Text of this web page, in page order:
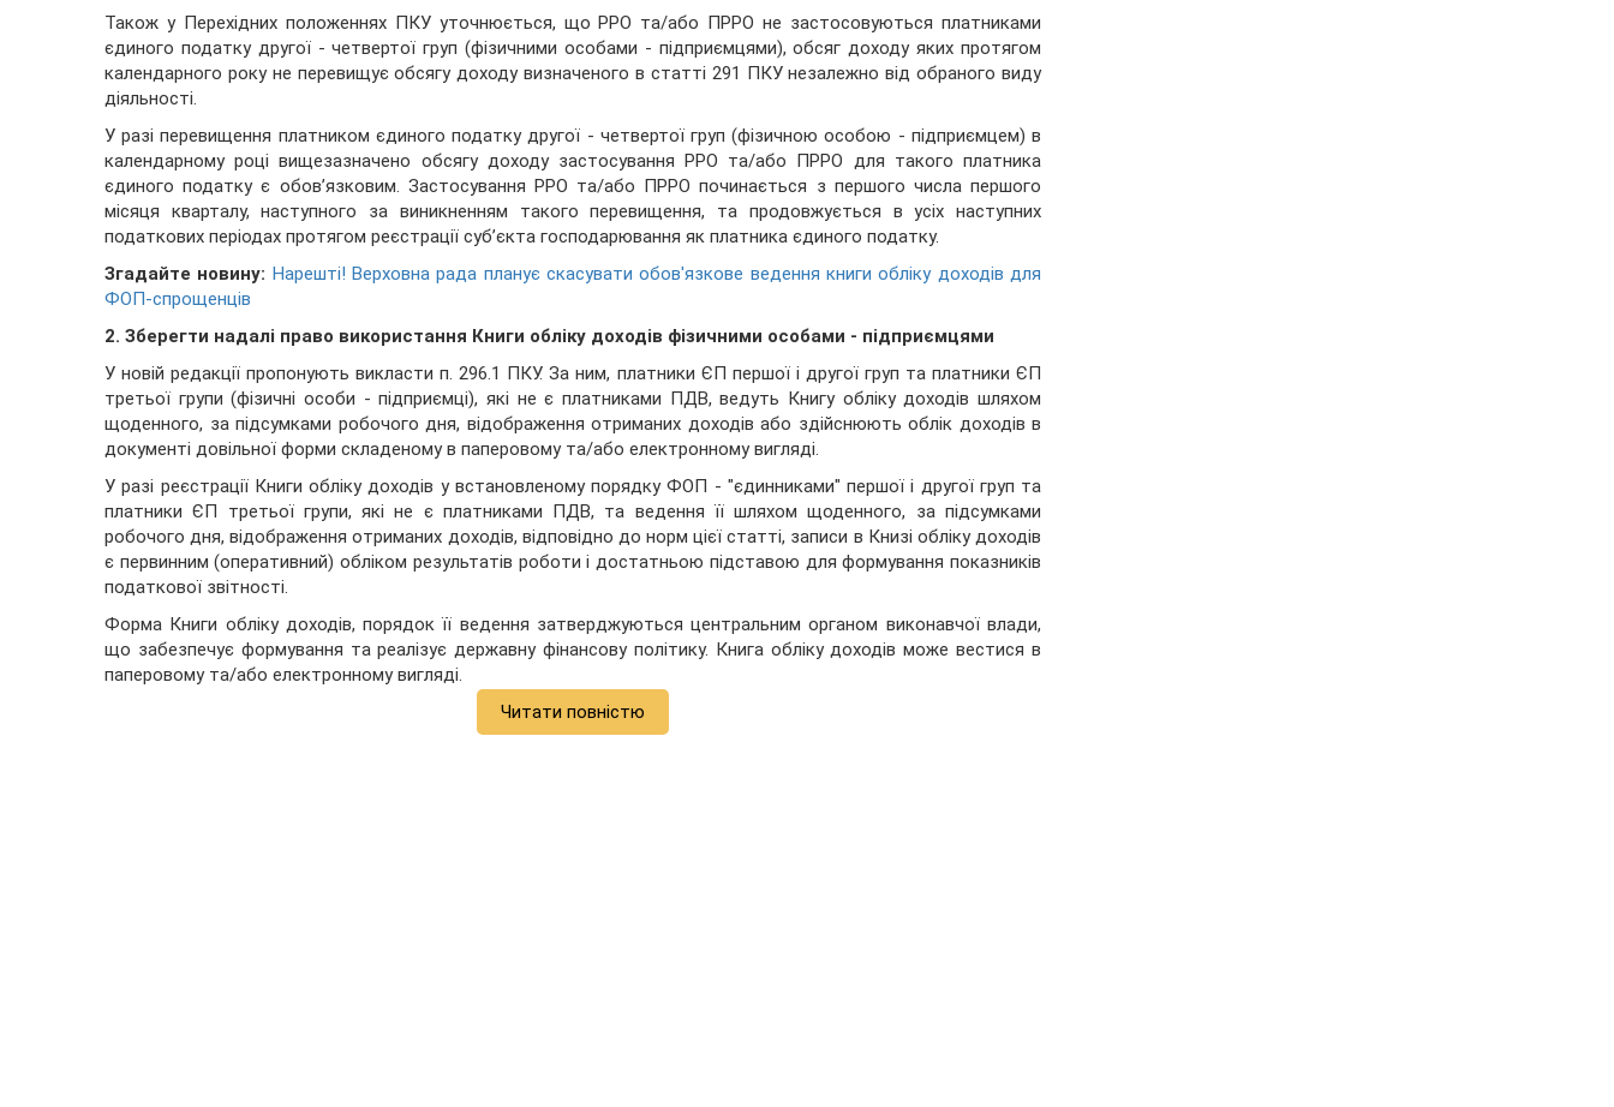
Також у Перехідних положеннях ПКУ уточнюється, що РРО та/або ПРРО не застосовуються платниками
єдиного податку другої - четвертої груп (фізичними особами - підприємцями), обсяг доходу яких протягом
календарного року не перевищує обсягу доходу визначеного в статті 291 ПКУ незалежно від обраного виду
діяльності.
У разі перевищення платником єдиного податку другої - четвертої груп (фізичною особою - підприємцем) в
календарному році вищезазначено обсягу доходу застосування РРО та/або ПРРО для такого платника
єдиного податку є обов’язковим. Застосування РРО та/або ПРРО починається з першого числа першого
місяця кварталу, наступного за виникненням такого перевищення, та продовжується в усіх наступних
податкових періодах протягом реєстрації суб’єкта господарювання як платника єдиного податку.
Згадайте новину: Нарешті! Верховна рада планує скасувати обов'язкове ведення книги обліку доходів для
ФОП-спрощенців
2. Зберегти надалі право використання Книги обліку доходів фізичними особами - підприємцями
У новій редакції пропонують викласти п. 296.1 ПКУ. За ним, платники ЄП першої і другої груп та платники ЄП
третьої групи (фізичні особи - підприємці), які не є платниками ПДВ, ведуть Книгу обліку доходів шляхом
щоденного, за підсумками робочого дня, відображення отриманих доходів або здійснюють облік доходів в
документі довільної форми складеному в паперовому та/або електронному вигляді.
У разі реєстрації Книги обліку доходів у встановленому порядку ФОП - "єдинниками" першої і другої груп та
платники ЄП третьої групи, які не є платниками ПДВ, та ведення її шляхом щоденного, за підсумками
робочого дня, відображення отриманих доходів, відповідно до норм цієї статті, записи в Книзі обліку доходів
є первинним (оперативний) обліком результатів роботи і достатньою підставою для формування показників
податкової звітності.
Форма Книги обліку доходів, порядок її ведення затверджуються центральним органом виконавчої влади,
що забезпечує формування та реалізує державну фінансову політику. Книга обліку доходів може вестися в
паперовому та/або електронному вигляді.
Читати повністю